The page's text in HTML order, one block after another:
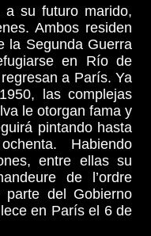
a su futuro marido,
Ambos residen
la Segunda Guerra
en Río de
a París. Ya
las complejas
le otorgan fama y
pintando hasta
Habiendo
entre ellas su
de l’ordre
del Gobierno
en París el 6 de